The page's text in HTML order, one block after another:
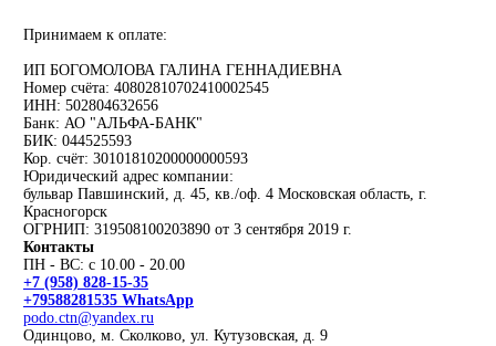
Принимаем к оплате:
ИП БОГОМОЛОВА ГАЛИНА ГЕННАДИЕВНА
Номер счёта: 40802810702410002545
ИНН: 502804632656
Банк: АО "АЛЬФА-БАНК"
БИК: 044525593
Кор. счёт: 30101810200000000593
Юридический адрес компании:
бульвар Павшинский, д. 45, кв./оф. 4 Московская область, г.
Красногорск
ОГРНИП: 319508100203890 от 3 сентября 2019 г.
Контакты
ПН - ВС: с 10.00 - 20.00
+7 (958) 828-15-35
+79588281535 WhatsApp
podo.ctn@yandex.ru
Одинцово, м. Сколково, ул. Кутузовская, д. 9